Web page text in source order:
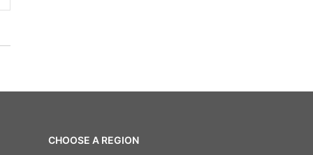
CHOOSE A REGION